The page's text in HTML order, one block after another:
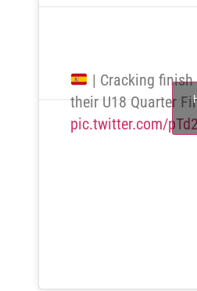
| Cracking
their U18 Quarter
pic.twitter.com/